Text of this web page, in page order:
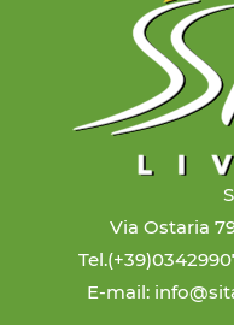
Via Ostaria
E-mail: